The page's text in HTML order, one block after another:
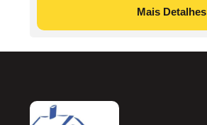
Mais Detalhes